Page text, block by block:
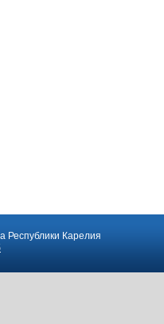
Республики Карелия